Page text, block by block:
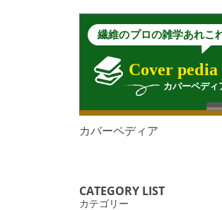
カバーペディア
CATEGORY LIST
カテゴリー